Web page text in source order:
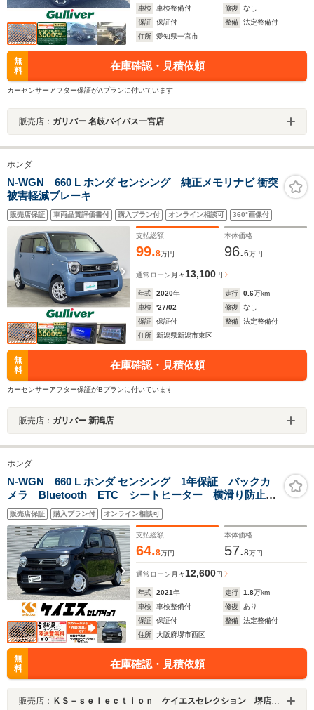
車検
車検整備付 修復
なし
保証
保証付 整備
法定整備付
住所
愛知県一宮市
無
料
在庫確認・見積依頼
カーセンサーアフター保証がAプランに付いています
販売店： ガリバー 名岐バイパス一宮店
ホンダ
N-WGN 660 L ホンダ センシング 純正メモリナビ 衝突
被害軽減ブレーキ
販売店保証 車両品質評価書付 購入プラン付 オンライン相談可 360°画像付
支払総額
99.8万円
本体価格
96.6万円
通常ローン 月々 13,100円
年式 2020年 走行 0.6万km
車検
'27/02 修復
なし
保証
保証付 整備
法定整備付
住所
新潟県新潟市東区
無
料
在庫確認・見積依頼
カーセンサーアフター保証がBプランに付いています
販売店： ガリバー 新潟店
ホンダ
N-WGN 660 L ホンダ センシング 1年保証 バックカ
メラ Bluetooth ETC シートヒーター 横滑り防止
衝突軽減ブレーキ フルセグ レーンキープアシスト
ステアリングリモコン クルーズコントロール パワー
ウインドウ
販売店保証 購入プラン付 オンライン相談可
支払総額
64.8万円
本体価格
57.8万円
通常ローン 月々 12,600円
年式 2021年 走行 1.8万km
車検
車検整備付 修復
あり
保証
保証付 整備
法定整備付
住所
大阪府堺市西区
無
料
在庫確認・見積依頼
販売店： ＫＳ－ｓｅｌｅｃｔｉｏｎ ケイエスセレクション 堺店 軽自動車専門店